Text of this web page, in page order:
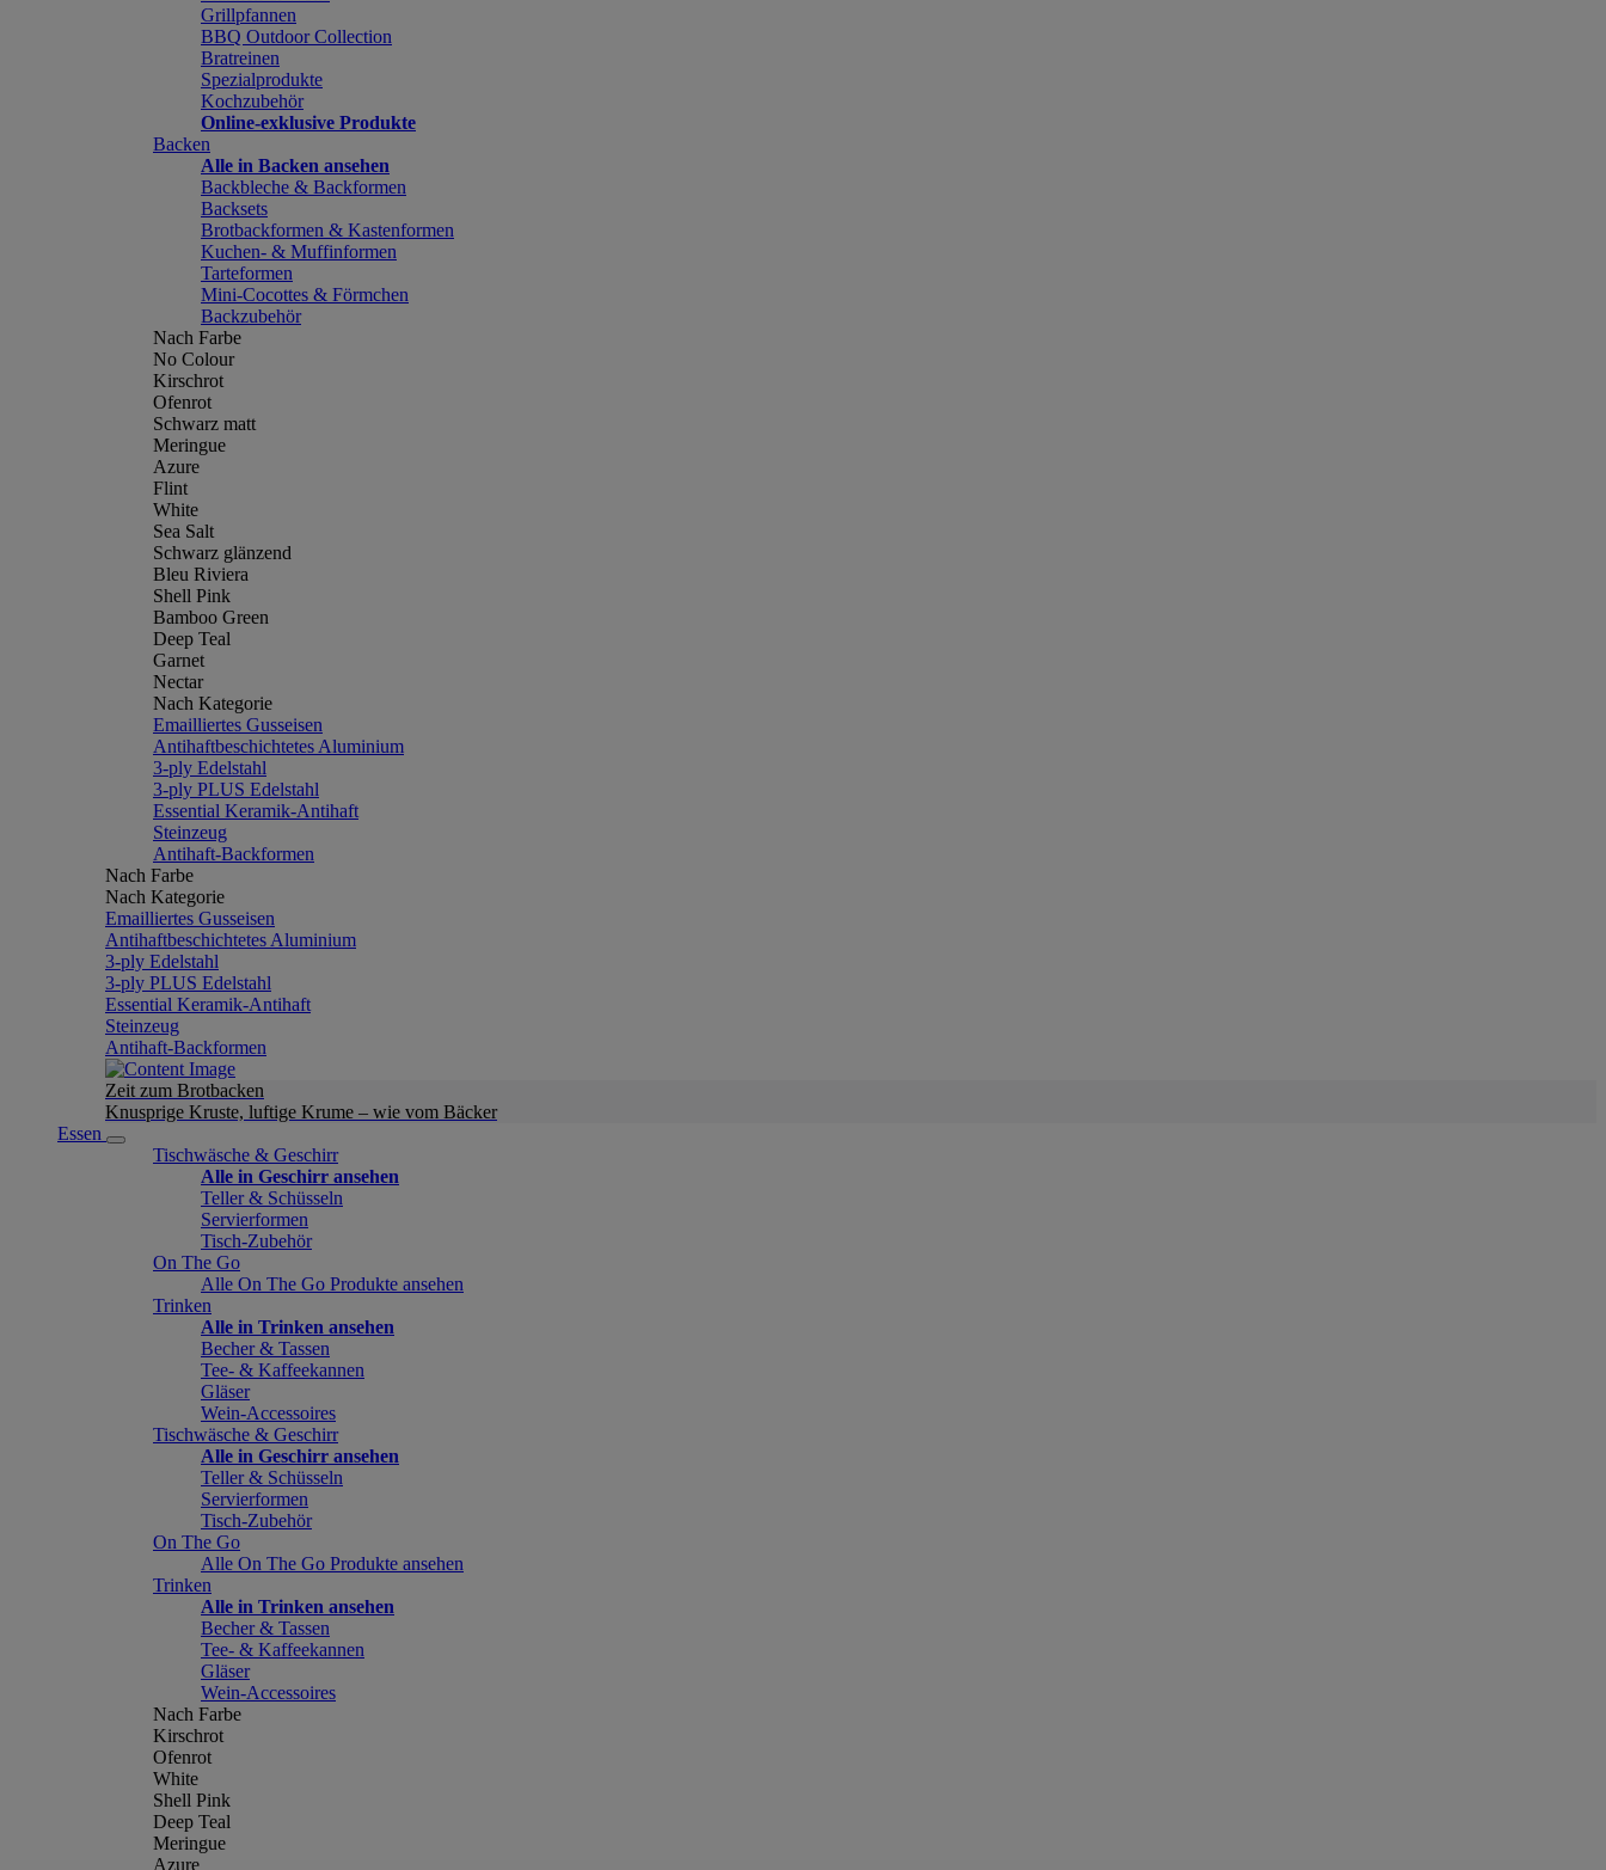
Grillpfannen
BBQ Outdoor Collection
Bratreinen
Spezialprodukte
Kochzubehör
Online-exklusive Produkte
Backen
Alle in Backen ansehen
Backbleche & Backformen
Backsets
Brotbackformen & Kastenformen
Kuchen- & Muffinformen
Tarteformen
Mini-Cocottes & Förmchen
Backzubehör
Nach Farbe
No Colour
Kirschrot
Ofenrot
Schwarz matt
Meringue
Azure
Flint
White
Sea Salt
Schwarz glänzend
Bleu Riviera
Shell Pink
Bamboo Green
Deep Teal
Garnet
Nectar
Nach Kategorie
Emailliertes Gusseisen
Antihaftbeschichtetes Aluminium
3-ply Edelstahl
3-ply PLUS Edelstahl
Essential Keramik-Antihaft
Steinzeug
Antihaft-Backformen
Nach Farbe
Nach Kategorie
Emailliertes Gusseisen
Antihaftbeschichtetes Aluminium
3-ply Edelstahl
3-ply PLUS Edelstahl
Essential Keramik-Antihaft
Steinzeug
Antihaft-Backformen
Zeit zum Brotbacken
Knusprige Kruste, luftige Krume – wie vom Bäcker
Essen
Tischwäsche & Geschirr
Alle in Geschirr ansehen
Teller & Schüsseln
Servierformen
Tisch-Zubehör
On The Go
Alle On The Go Produkte ansehen
Trinken
Alle in Trinken ansehen
Becher & Tassen
Tee- & Kaffeekannen
Gläser
Wein-Accessoires
Tischwäsche & Geschirr
Alle in Geschirr ansehen
Teller & Schüsseln
Servierformen
Tisch-Zubehör
On The Go
Alle On The Go Produkte ansehen
Trinken
Alle in Trinken ansehen
Becher & Tassen
Tee- & Kaffeekannen
Gläser
Wein-Accessoires
Nach Farbe
Kirschrot
Ofenrot
White
Shell Pink
Deep Teal
Meringue
Azure